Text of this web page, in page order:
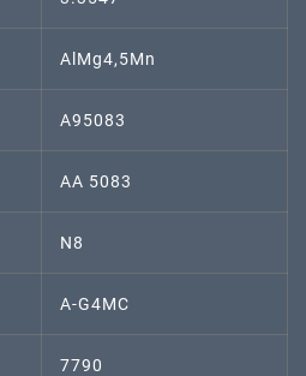
AlMg4,5Mn
A95083
AA 5083
N8
A-G4MC
7790